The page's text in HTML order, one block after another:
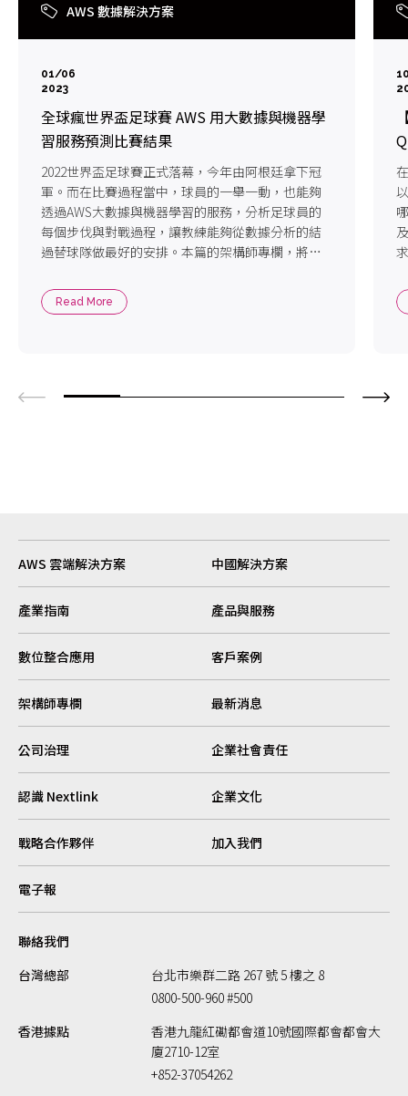
AWS 數據解決方案
01/06
2023
全球瘋世界盃足球賽 AWS 用大數據與機器學
習服務預測比賽結果
2022世界盃足球賽正式落幕，今年由阿根廷拿下冠
軍。而在比賽過程當中，球員的一舉一動，也能夠
透過AWS大數據與機器學習的服務，分析足球員的
每個步伐與對戰過程，讓教練能夠從數據分析的結
過替球隊做最好的安排。本篇的架構師專欄，將帶
Read More
AWS 雲端解決方案 中國解決方案
產業指南 產品與服務
數位整合應用 客戶案例
架構師專欄 最新消息
公司治理 企業社會責任
認識 Nextlink 企業文化
戰略合作夥伴 加入我們
電子報
聯絡我們
台灣總部
台北市樂群二路 267 號 5 樓之 8
0800-500-960 #500
香港據點
香港九龍紅磡都會道10號國際都會都會大
廈2710-12室
+852-37054262